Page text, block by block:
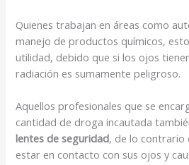
Quienes trabajan en áreas como
manejo de productos químicos,
utilidad, debido que si los ojos
radiación es sumamente peligroso.
Aquellos profesionales que se
cantidad de droga incautada
lentes de seguridad, de lo contrario
estar en contacto con sus ojos y